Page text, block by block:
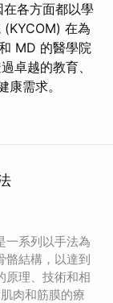
在各方面都以學
(KYCOM) 在為
MD 的醫學院
卓越的教育、
需求。
一系列以手法為
骼結構，以達到
原理、技術和相
肉和筋膜的療